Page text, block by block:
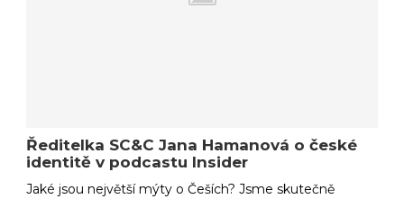
Ředitelka SC&C Jana Hamanová o české
identitě v podcastu Insider
Jaké jsou největší mýty o Češích? Jsme skutečně